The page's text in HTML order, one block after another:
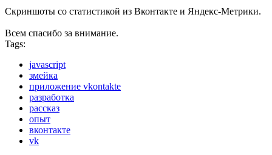
Скриншоты со статистикой из Вконтакте и Яндекс-Метрики.
Всем спасибо за внимание.
Tags:
javascript
змейка
приложение vkontakte
разработка
рассказ
опыт
вконтакте
vk